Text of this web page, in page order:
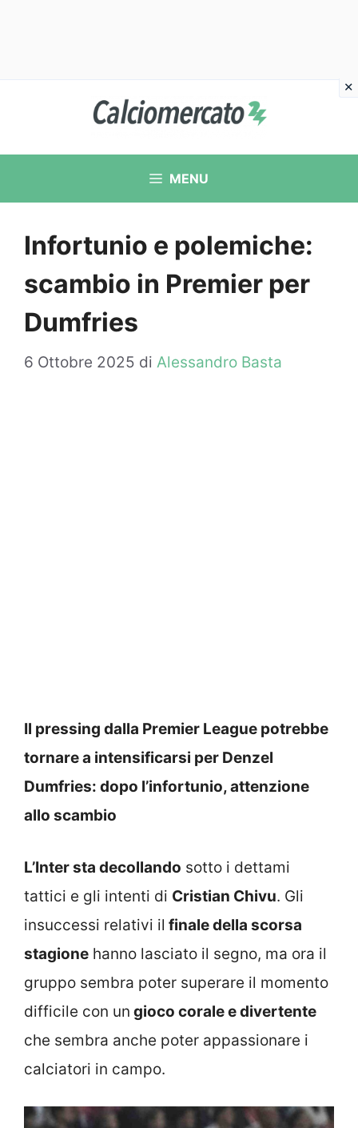
contenuto
MENU
Infortunio e polemiche:
scambio in Premier per
Dumfries
6 Ottobre 2025 di Alessandro Basta
Il pressing dalla Premier League potrebbe
tornare a intensificarsi per Denzel
Dumfries: dopo l’infortunio, attenzione
allo scambio
L’Inter sta decollando sotto i dettami
tattici e gli intenti di Cristian Chivu. Gli
insuccessi relativi il finale della scorsa
stagione hanno lasciato il segno, ma ora il
gruppo sembra poter superare il momento
difficile con un gioco corale e divertente
che sembra anche poter appassionare i
calciatori in campo.